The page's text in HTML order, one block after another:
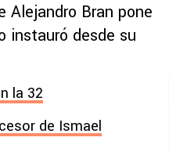
Bran pone
instauró desde su
la 32
de Ismael